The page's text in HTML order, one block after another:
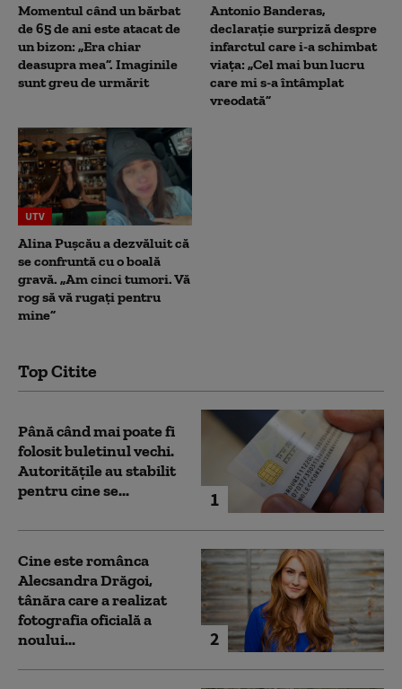
Momentul când un bărbat
de 65 de ani este atacat de
un bizon: „Era chiar
deasupra mea”. Imaginile
sunt greu de urmărit
Antonio Banderas,
declarație surpriză despre
infarctul care i-a schimbat
viața: „Cel mai bun lucru
care mi s-a întâmplat
vreodată”
UTV
Alina Pușcău a dezvăluit că
se confruntă cu o boală
gravă. „Am cinci tumori. Vă
rog să vă rugați pentru
mine”
Top Citite
1
Până când mai poate fi
folosit buletinul vechi.
Autoritățile au stabilit
pentru cine se...
2
Cine este românca
Alecsandra Drăgoi,
tânăra care a realizat
fotografia oficială a
noului...